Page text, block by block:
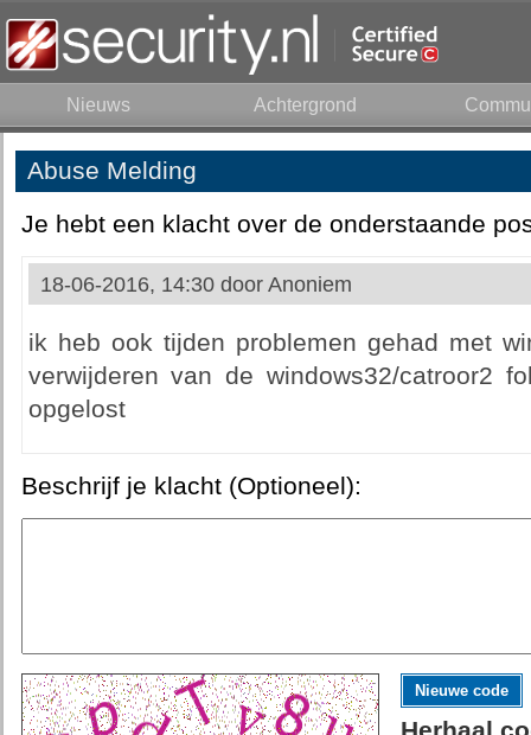
Nieuws Achtergrond
Abuse Melding
Je hebt een klacht over de onderstaande
18-06-2016, 14:30 door Anoniem
ik heb ook tijden problemen gehad met
verwijderen van de windows32/catroor2
opgelost
Beschrijf je klacht (Optioneel):
Nieuwe code